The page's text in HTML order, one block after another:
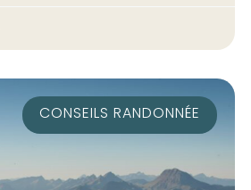
CONSEILS RANDONNÉE